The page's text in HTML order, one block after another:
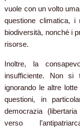
vuole con un volto
questione climatica,
biodiversità, nonché i
risorse.
Inoltre, la
insufficiente. Non si
ignorando le altre
questioni, in
democrazia
verso